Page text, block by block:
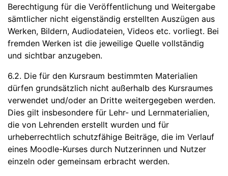
Berechtigung für die Veröffentlichung und Weitergabe
sämtlicher nicht eigenständig erstellten Auszügen aus
Werken, Bildern, Audiodateien, Videos etc. vorliegt. Bei
fremden Werken ist die jeweilige Quelle vollständig
und sichtbar anzugeben.
6.2. Die für den Kursraum bestimmten Materialien
dürfen grundsätzlich nicht außerhalb des Kursraumes
verwendet und/oder an Dritte weitergegeben werden.
Dies gilt insbesondere für Lehr- und Lernmaterialien,
die von Lehrenden erstellt wurden und für
urheberrechtlich schutzfähige Beiträge, die im Verlauf
eines Moodle-Kurses durch Nutzerinnen und Nutzer
einzeln oder gemeinsam erbracht werden.